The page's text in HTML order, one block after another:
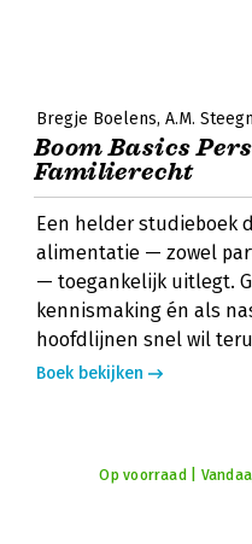
Bregje Boelens A.M.
Boom Basics
Familierecht
Een helder studieboek
alimentatie — zowel
— toegankelijk uitlegt.
kennismaking én als
hoofdlijnen snel wil
Boek bekijken
Op voorraad |